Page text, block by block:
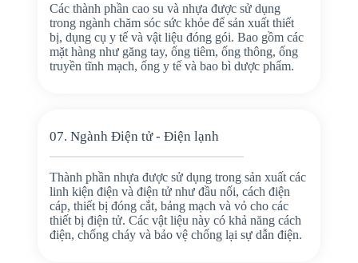
Các thành phần cao su và nhựa được sử dụng
trong ngành chăm sóc sức khỏe để sản xuất thiết
bị, dụng cụ y tế và vật liệu đóng gói. Bao gồm các
mặt hàng như găng tay, ống tiêm, ống thông, ống
truyền tĩnh mạch, ống y tế và bao bì dược phẩm.
07. Ngành Điện tử - Điện lạnh
Thành phần nhựa được sử dụng trong sản xuất các
linh kiện điện và điện tử như đầu nối, cách điện
cáp, thiết bị đóng cắt, bảng mạch và vỏ cho các
thiết bị điện tử. Các vật liệu này có khả năng cách
điện, chống cháy và bảo vệ chống lại sự dẫn điện.